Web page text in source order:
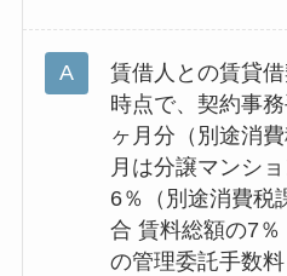
賃借人との賃貸
時点で、契約事
ヶ月分（別途消
月は分譲マンシ
6％（別途消費税
合 賃料総額の7％
の管理委託手数